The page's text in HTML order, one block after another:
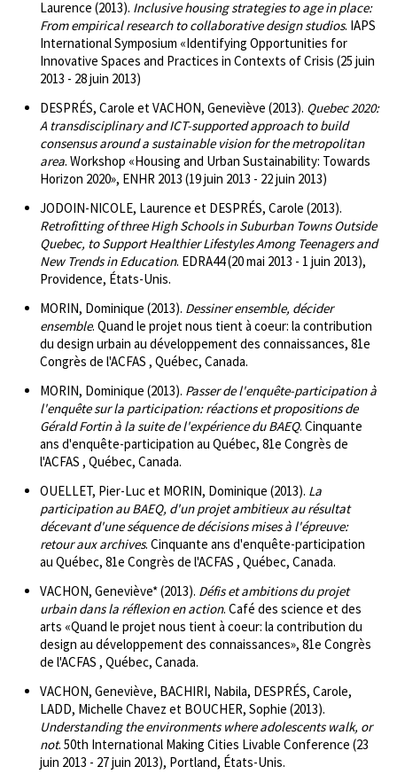
Laurence (2013). Inclusive housing strategies to age in place:
From empirical research to collaborative design studios. IAPS
International Symposium «Identifying Opportunities for
Innovative Spaces and Practices in Contexts of Crisis (25 juin
2013 - 28 juin 2013)
DESPRÉS, Carole et VACHON, Geneviève (2013). Quebec 2020:
A transdisciplinary and ICT-supported approach to build
consensus around a sustainable vision for the metropolitan
area. Workshop «Housing and Urban Sustainability: Towards
Horizon 2020», ENHR 2013 (19 juin 2013 - 22 juin 2013)
JODOIN-NICOLE, Laurence et DESPRÉS, Carole (2013).
Retrofitting of three High Schools in Suburban Towns Outside
Quebec, to Support Healthier Lifestyles Among Teenagers and
New Trends in Education. EDRA44 (20 mai 2013 - 1 juin 2013),
Providence, États-Unis.
MORIN, Dominique (2013). Dessiner ensemble, décider
ensemble. Quand le projet nous tient à coeur: la contribution
du design urbain au développement des connaissances, 81e
Congrès de l'ACFAS , Québec, Canada.
MORIN, Dominique (2013). Passer de l'enquête-participation à
l'enquête sur la participation: réactions et propositions de
Gérald Fortin à la suite de l'expérience du BAEQ. Cinquante
ans d'enquête-participation au Québec, 81e Congrès de
l'ACFAS , Québec, Canada.
OUELLET, Pier-Luc et MORIN, Dominique (2013). La
participation au BAEQ, d'un projet ambitieux au résultat
décevant d'une séquence de décisions mises à l'épreuve:
retour aux archives. Cinquante ans d'enquête-participation
au Québec, 81e Congrès de l'ACFAS , Québec, Canada.
VACHON, Geneviève* (2013). Défis et ambitions du projet
urbain dans la réflexion en action. Café des science et des
arts «Quand le projet nous tient à coeur: la contribution du
design au développement des connaissances», 81e Congrès
de l'ACFAS , Québec, Canada.
VACHON, Geneviève, BACHIRI, Nabila, DESPRÉS, Carole,
LADD, Michelle Chavez et BOUCHER, Sophie (2013).
Understanding the environments where adolescents walk, or
not. 50th International Making Cities Livable Conference (23
juin 2013 - 27 juin 2013), Portland, États-Unis.